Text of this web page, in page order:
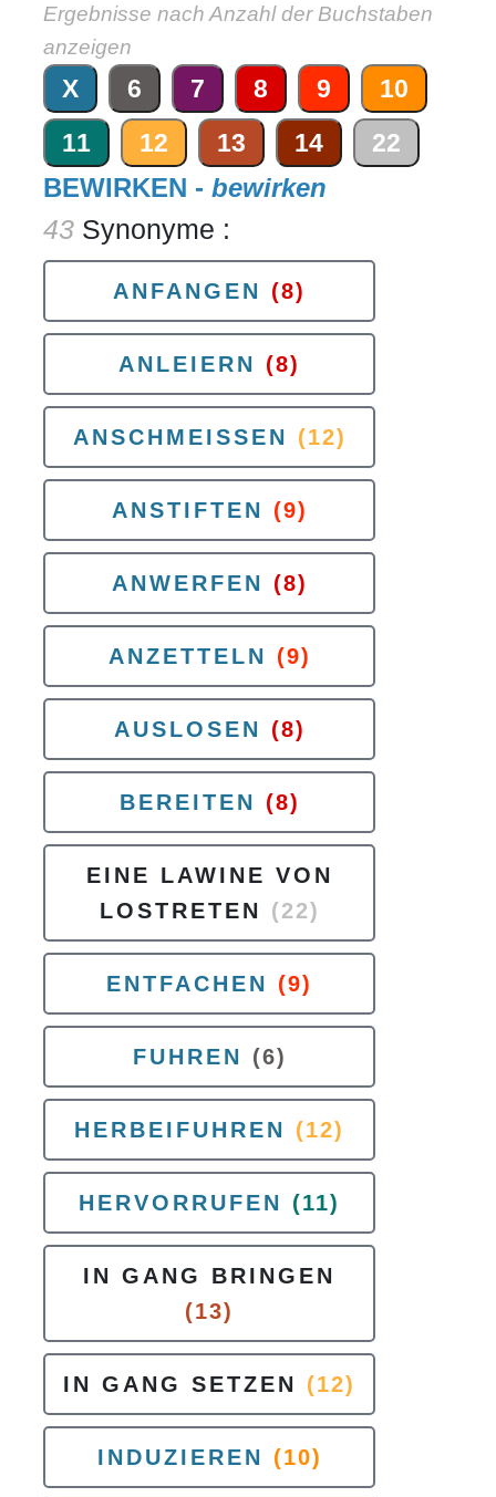
Ergebnisse nach Anzahl der Buchstaben
anzeigen
X 6 7 8 9
10
11
12 13 14 22
BEWIRKEN - bewirken
43 Synonyme :
ANFANGEN (8)
ANLEIERN (8)
ANSCHMEISSEN (12)
ANSTIFTEN (9)
ANWERFEN (8)
ANZETTELN (9)
AUSLOSEN (8)
BEREITEN (8)
EINE LAWINE VON
LOSTRETEN
(22)
ENTFACHEN (9)
FUHREN (6)
HERBEIFUHREN (12)
HERVORRUFEN (11)
IN GANG BRINGEN
(13)
IN GANG SETZEN (12)
INDUZIEREN (10)